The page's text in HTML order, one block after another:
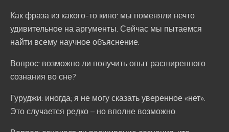
Как фраза из какого-то кино: мы поменяли нечто
удивительное на аргументы. Сейчас мы пытаемся
найти всему научное объяснение.
Вопрос: возможно ли получить опыт расширенного
сознания во сне?
Гуруджи: иногда; я не могу сказать уверенное «нет».
Это случается редко – но вполне возможно.